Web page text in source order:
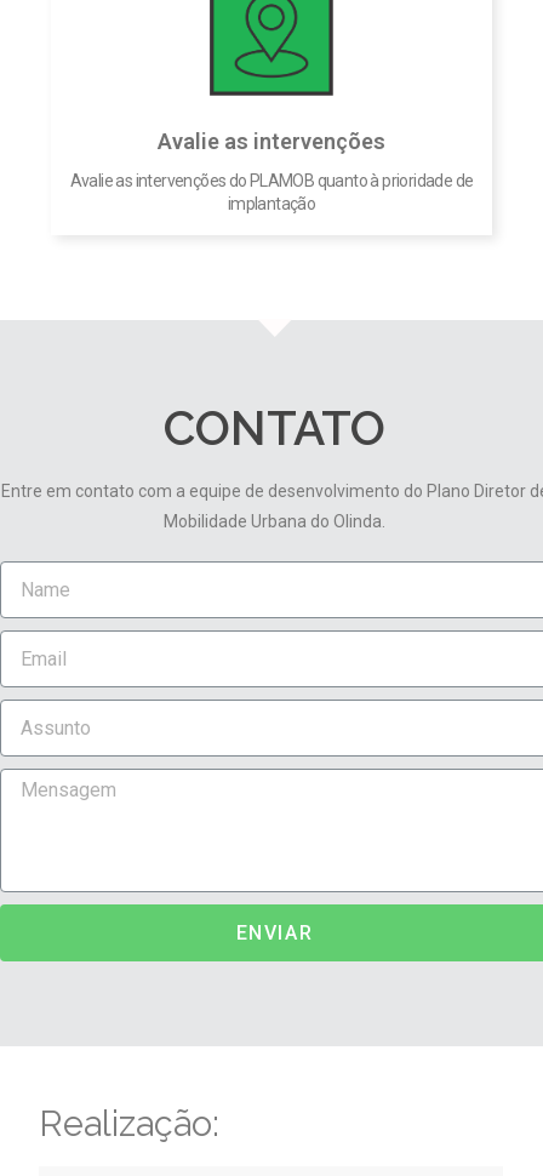
Avalie as intervenções
Avalie as intervenções do PLAMOB quanto à prioridade de
implantação
CONTATO
Entre em contato com a equipe de desenvolvimento do Plano Diretor
Mobilidade Urbana do Olinda.
ENVIAR
Realização: